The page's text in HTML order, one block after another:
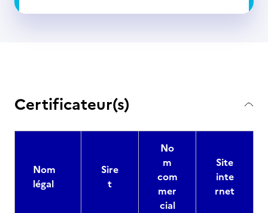
Certificateur(s)
Nom
légal
Sire
t
No
m
com
mer
cial
Site
inte
rnet